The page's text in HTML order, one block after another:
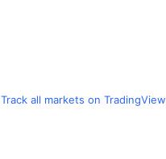
Track all markets on TradingView